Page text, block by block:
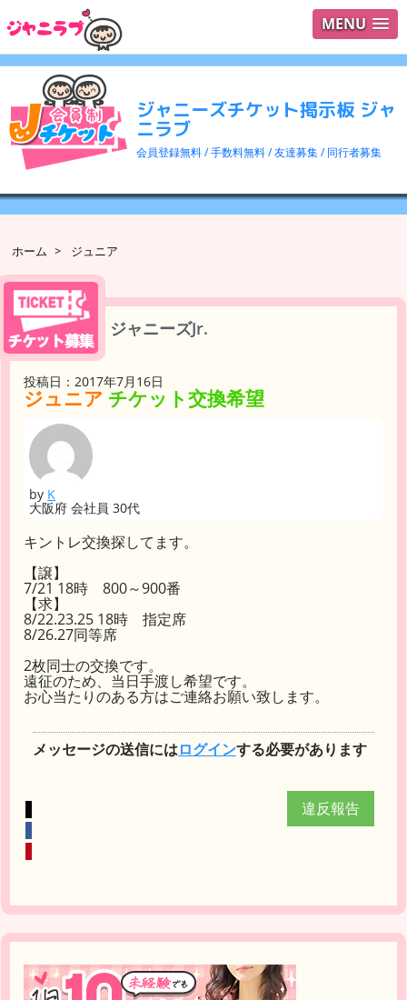
MENU
ジャニーズチケット掲示板 ジャ
ニラブ
会員登録無料 / 手数料無料 / 友達募集 / 同行者募集
ログイ
検索
ホーム > ジュニア
ジャニーズJr.
投稿日：2017年7月16日
ジュニア チケット交換希望
by K
大阪府 会社員 30代
キントレ交換探してます。
【譲】
7/21 18時 800～900番
【求】
8/22.23.25 18時 指定席
8/26.27同等席
2枚同士の交換です。
遠征のため、当日手渡し希望です。
お心当たりのある方はご連絡お願い致します。
メッセージの送信にはログインする必要があります
違反報告